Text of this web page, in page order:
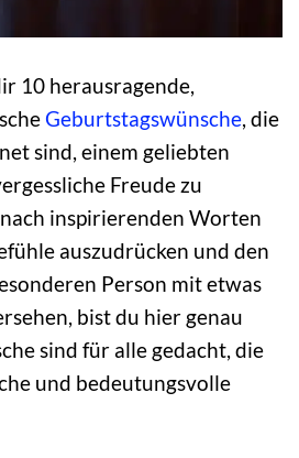
10 herausragende,
Geburtstagswünsche, die
sind, einem geliebten
Freude zu
inspirierenden Worten
auszudrücken und den
Person mit etwas
bist du hier genau
sind für alle gedacht, die
und bedeutungsvolle